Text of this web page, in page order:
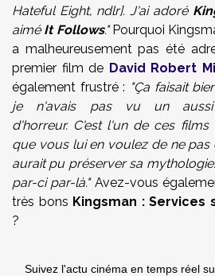
Hateful Eight, ndlr]. J'ai adoré
aimé It Follows."Pourquoi
a malheureusement pas été
premier film de David Robert
également frustré : "Ça faisait
je n'avais pas vu un
d'horreur. C'est l'un de ces
que vous lui en voulez de ne pas
aurait pu préserver sa
par-ci par-là." Avez-vous
très bons Kingsman : Services
?
Suivez l'actu cinéma en temps réel